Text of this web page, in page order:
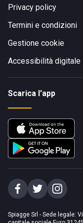
Privacy policy
Termini e condizioni
Gestione cookie
Accessibilità digitale
Scarica l'app
Spiagge Srl - Sede legale: